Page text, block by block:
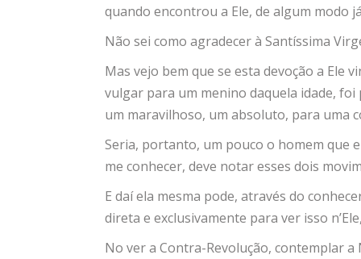
quando encontrou a Ele, de algum modo
Não sei como agradecer à Santíssima
Mas vejo bem que se esta devoção a Ele
vulgar para um menino daquela idade,
um maravilhoso, um absoluto, para uma
Seria, portanto, um pouco o homem que
me conhecer, deve notar esses dois
E daí ela mesma pode, através do
direta e exclusivamente para ver isso
No ver a Contra-Revolução, contemplar